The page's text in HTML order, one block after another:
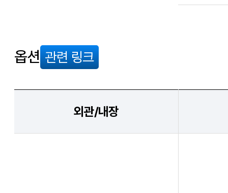
옵션 관련 링크
외관/내장